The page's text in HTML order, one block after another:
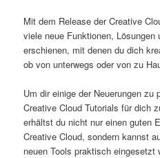
Mit dem Release der Creative
viele neue Funktionen, Lösungen
erschienen, mit denen du dich
ob von unterwegs oder von zu
Um dir einige der Neuerungen zu
Creative Cloud Tutorials für dich
erhältst du nicht nur einen guten
Creative Cloud, sondern kannst
neuen Tools praktisch eingesetzt